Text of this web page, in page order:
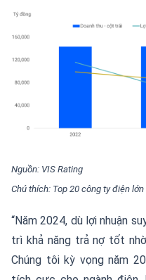
Nguồn: VIS Rating
Chú thích: Top 20 công ty điện
“Năm 2024, dù lợi nhuận
trì khả năng trả nợ tốt
Chúng tôi kỳ vọng năm